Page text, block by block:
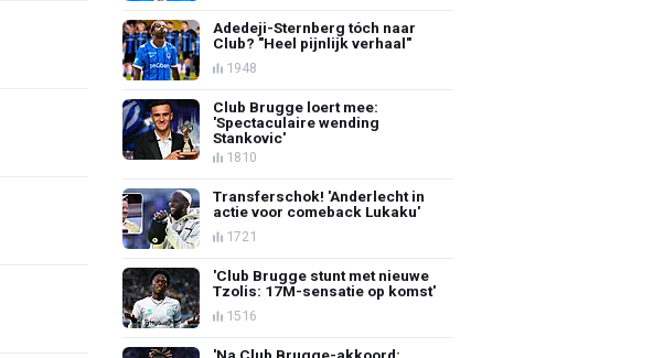
Adedeji-Sternberg tóch naar
Club? "Heel pijnlijk verhaal"
1948
Club Brugge loert mee:
'Spectaculaire wending
Stankovic'
1810
Transferschok! 'Anderlecht in
actie voor comeback Lukaku'
1721
'Club Brugge stunt met nieuwe
Tzolis: 17M-sensatie op komst'
1516
'Na Club Brugge-akkoord: